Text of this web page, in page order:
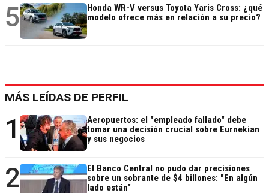
5
Honda WR-V versus Toyota Yaris Cross: ¿qué
modelo ofrece más en relación a su precio?
MÁS LEÍDAS DE PERFIL
1
Aeropuertos: el "empleado fallado" debe
tomar una decisión crucial sobre Eurnekian
y sus negocios
2
El Banco Central no pudo dar precisiones
sobre un sobrante de $4 billones: "En algún
lado están"